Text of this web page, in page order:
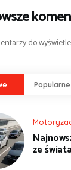
do
Popularne
ze